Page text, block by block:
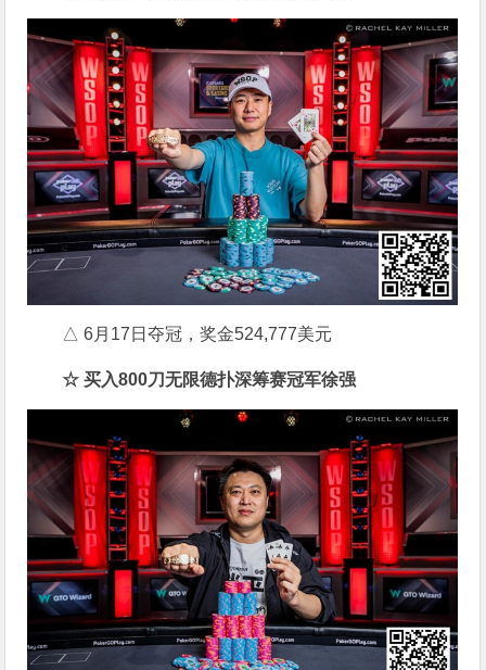
△ 6月17日夺冠，奖金524,777美元
☆ 买入800刀无限德扑深筹赛冠军徐强